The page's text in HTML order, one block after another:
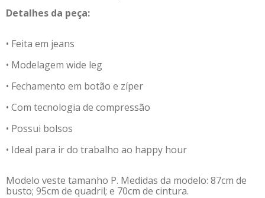
Detalhes da peça:
• Feita em jeans
• Modelagem wide leg
• Fechamento em botão e zíper
• Com tecnologia de compressão
• Possui bolsos
• Ideal para ir do trabalho ao happy hour
Modelo veste tamanho P. Medidas da modelo: 87cm de
busto; 95cm de quadril; e 70cm de cintura.